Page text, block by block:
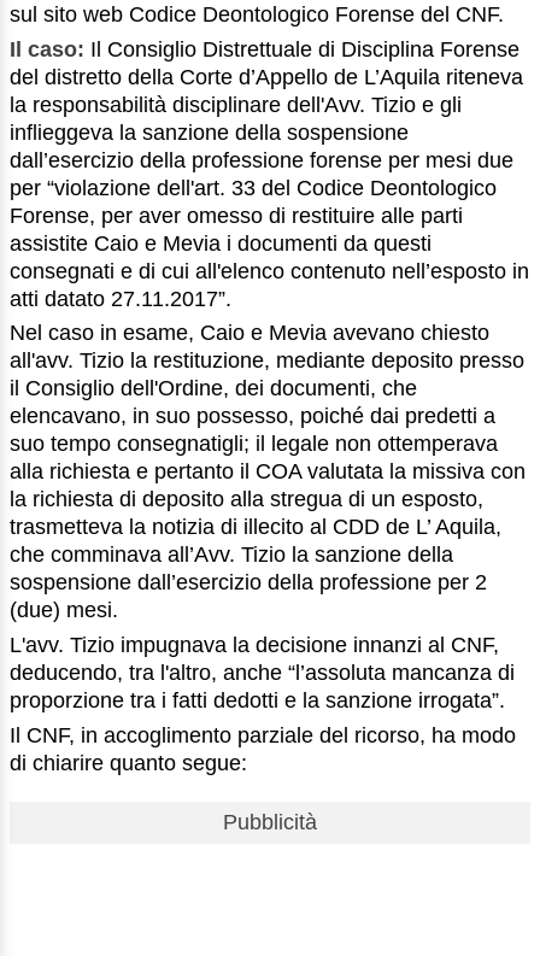
sul sito web Codice Deontologico Forense del CNF.
Il caso: Il Consiglio Distrettuale di Disciplina Forense
del distretto della Corte d’Appello de L’Aquila riteneva
la responsabilità disciplinare dell'Avv. Tizio e gli
inflieggeva la sanzione della sospensione
dall’esercizio della professione forense per mesi due
per “violazione dell'art. 33 del Codice Deontologico
Forense, per aver omesso di restituire alle parti
assistite Caio e Mevia i documenti da questi
consegnati e di cui all'elenco contenuto nell’esposto in
atti datato 27.11.2017”.
Nel caso in esame, Caio e Mevia avevano chiesto
all'avv. Tizio la restituzione, mediante deposito presso
il Consiglio dell'Ordine, dei documenti, che
elencavano, in suo possesso, poiché dai predetti a
suo tempo consegnatigli; il legale non ottemperava
alla richiesta e pertanto il COA valutata la missiva con
la richiesta di deposito alla stregua di un esposto,
trasmetteva la notizia di illecito al CDD de L’ Aquila,
che comminava all’Avv. Tizio la sanzione della
sospensione dall’esercizio della professione per 2
(due) mesi.
L'avv. Tizio impugnava la decisione innanzi al CNF,
deducendo, tra l'altro, anche “l’assoluta mancanza di
proporzione tra i fatti dedotti e la sanzione irrogata”.
Il CNF, in accoglimento parziale del ricorso, ha modo
di chiarire quanto segue:
Pubblicità